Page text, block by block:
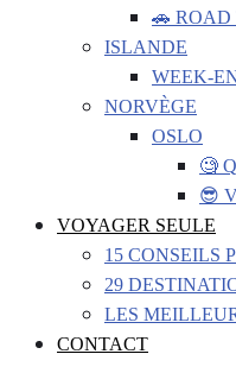
🚗 ROAD
ISLANDE
WEEK-
NORVÈGE
OSLO
🧐
😎
VOYAGER SEULE
15 CONSEILS
29
LES
CONTACT